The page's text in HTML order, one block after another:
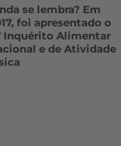
se lembra? Em
foi apresentado o
Inquérito Alimentar
e de Atividade